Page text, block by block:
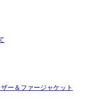
ザー＆ファージャケット